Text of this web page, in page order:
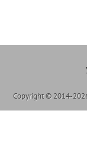
Copyright © 2014-